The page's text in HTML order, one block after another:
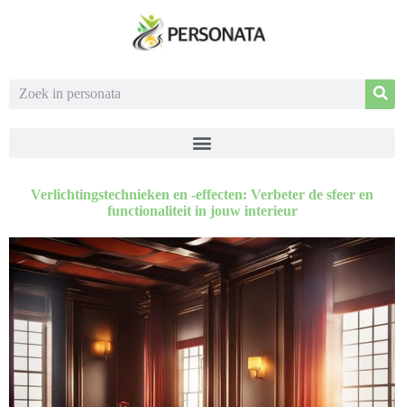
Verlichtingstechnieken en -effecten: Verbeter de sfeer en
functionaliteit in jouw interieur